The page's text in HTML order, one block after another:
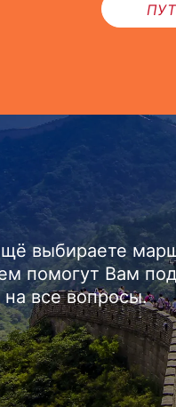
выбираете
помогут Вам
на все вопросы.